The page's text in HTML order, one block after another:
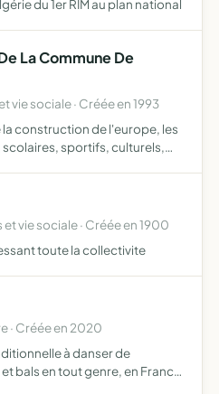
du 1er RIM au plan national
La Commune De
vie sociale · Créée en 1993
construction de l'europe, les
sportifs, culturels,
vie sociale · Créée en 1900
toute la collectivite
· Créée en 2020
à danser de
bals en tout genre, en France